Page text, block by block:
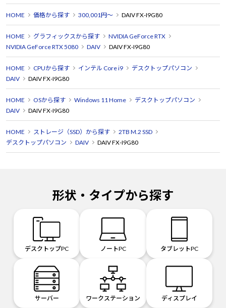
HOME 価格から探す 300,001円～ DAIV FX-I9G80
HOME グラフィックスから探す
NVIDIA GeForce RTX
NVIDIA GeForce RTX 5080
DAIV DAIV FX-I9G80
HOME CPUから探す インテル Core i9
デスクトップパソコン
DAIV
DAIV FX-I9G80
HOME OSから探す Windows 11 Home
デスクトップパソコン
DAIV
DAIV FX-I9G80
HOME ストレージ（SSD）から探す
2TB M.2 SSD
デスクトップパソコン
DAIV DAIV FX-I9G80
形状・タイプから探す
デスクトップPC ノートPC タブレットPC
サーバー ワークステーション ディスプレイ